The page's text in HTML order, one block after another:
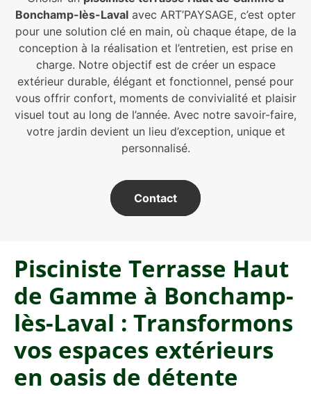
Bonchamp-lès-Laval avec ART’PAYSAGE, c’est opter
pour une solution clé en main, où chaque étape, de la
conception à la réalisation et l’entretien, est prise en
charge. Notre objectif est de créer un espace
extérieur durable, élégant et fonctionnel, pensé pour
vous offrir confort, moments de convivialité et plaisir
visuel tout au long de l’année. Avec notre savoir-faire,
votre jardin devient un lieu d’exception, unique et
personnalisé.
Contact
Pisciniste Terrasse Haut
de Gamme à Bonchamp-
lès-Laval : Transformons
vos espaces extérieurs
en oasis de détente